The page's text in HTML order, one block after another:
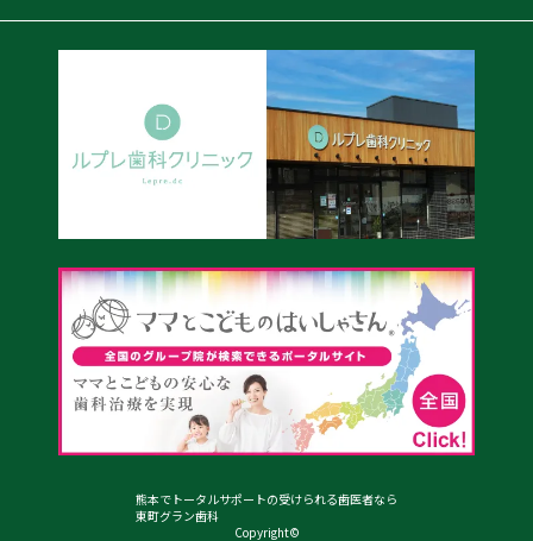
熊本でトータルサポートの受けられる歯医者なら
東町グラン歯科
Copyright©